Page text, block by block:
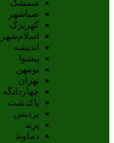
شمشک
صباشهر
کهریزک
اسلام‌شهر
اندیشه
پيشوا
بومهن
تهران
چهاردانگه
پاکدشت
پردیس
پرند
دماوند